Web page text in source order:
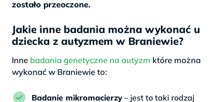
zostało przeoczone.
Jakie inne badania można wykonać u
dziecka z autyzmem w Braniewie?
Inne badania genetyczne na autyzm które można
wykonać w Braniewie to:
Badanie mikromacierzy – jest to taki rodzaj